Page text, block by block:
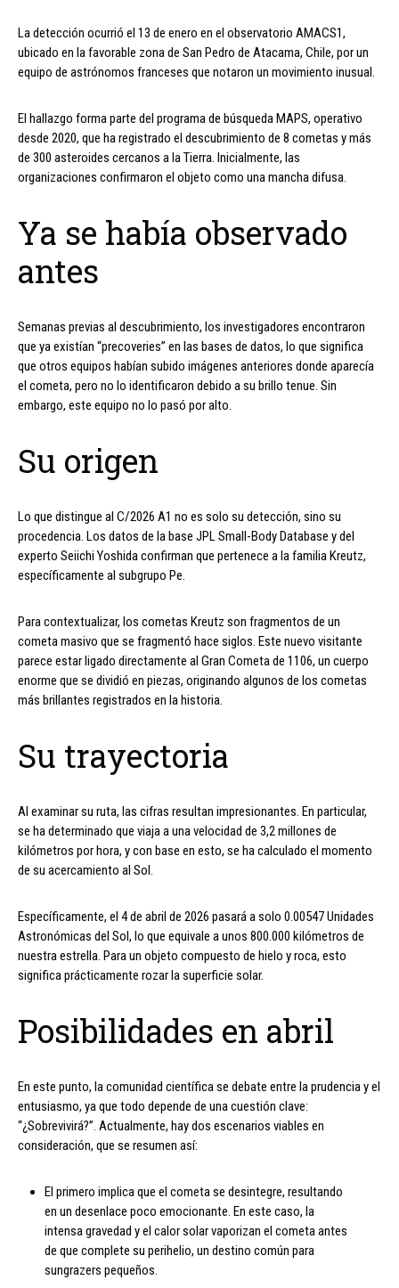
La detección ocurrió el 13 de enero en el observatorio AMACS1,
ubicado en la favorable zona de San Pedro de Atacama, Chile, por un
equipo de astrónomos franceses que notaron un movimiento inusual.
El hallazgo forma parte del programa de búsqueda MAPS, operativo
desde 2020, que ha registrado el descubrimiento de 8 cometas y más
de 300 asteroides cercanos a la Tierra. Inicialmente, las
organizaciones confirmaron el objeto como una mancha difusa.
Ya se había observado
antes
Semanas previas al descubrimiento, los investigadores encontraron
que ya existían “precoveries” en las bases de datos, lo que significa
que otros equipos habían subido imágenes anteriores donde aparecía
el cometa, pero no lo identificaron debido a su brillo tenue. Sin
embargo, este equipo no lo pasó por alto.
Su origen
Lo que distingue al C/2026 A1 no es solo su detección, sino su
procedencia. Los datos de la base JPL Small-Body Database y del
experto Seiichi Yoshida confirman que pertenece a la familia Kreutz,
específicamente al subgrupo Pe.
Para contextualizar, los cometas Kreutz son fragmentos de un
cometa masivo que se fragmentó hace siglos. Este nuevo visitante
parece estar ligado directamente al Gran Cometa de 1106, un cuerpo
enorme que se dividió en piezas, originando algunos de los cometas
más brillantes registrados en la historia.
Su trayectoria
Al examinar su ruta, las cifras resultan impresionantes. En particular,
se ha determinado que viaja a una velocidad de 3,2 millones de
kilómetros por hora, y con base en esto, se ha calculado el momento
de su acercamiento al Sol.
Específicamente, el 4 de abril de 2026 pasará a solo 0.00547 Unidades
Astronómicas del Sol, lo que equivale a unos 800.000 kilómetros de
nuestra estrella. Para un objeto compuesto de hielo y roca, esto
significa prácticamente rozar la superficie solar.
Posibilidades en abril
En este punto, la comunidad científica se debate entre la prudencia y el
entusiasmo, ya que todo depende de una cuestión clave:
“¿Sobrevivirá?”. Actualmente, hay dos escenarios viables en
consideración, que se resumen así:
El primero implica que el cometa se desintegre, resultando
en un desenlace poco emocionante. En este caso, la
intensa gravedad y el calor solar vaporizan el cometa antes
de que complete su perihelio, un destino común para
sungrazers pequeños.